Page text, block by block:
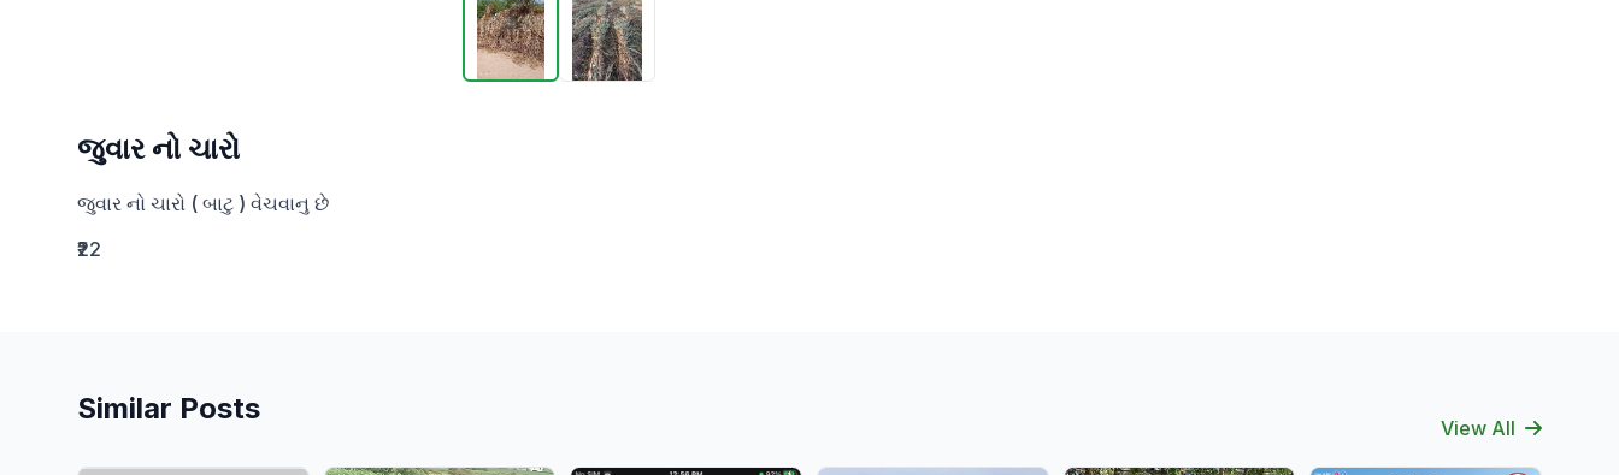
જુવાર નો ચારો
જુવાર નો ચારો ( બાટુ ) વેચવાનુ છે
₹22
Similar Posts
View All